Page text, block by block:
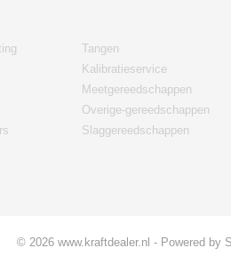
Tangen
Kalibratieservice
Meetgereedschappen
Overige-gereedschappen
Slaggereedschappen
© 2026 www.kraftdealer.nl - Powered by